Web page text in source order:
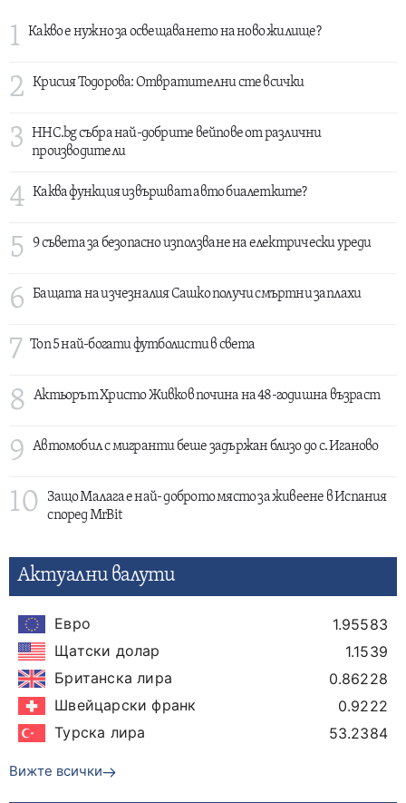
1 Какво е нужно за освещаването на ново жилище?
2 Крисия Тодорова: Отвратителни сте всички
3
HHC.bg събра най-добрите вейпове от различни
производители
4 Каква функция извършват авто биалетките?
5 9 съвета за безопасно използване на електрически уреди
6 Бащата на изчезналия Сашко получи смъртни заплахи
7 Топ 5 най-богати футболисти в света
8 Актьорът Христо Живков почина на 48-годишна възраст
9 Автомобил с мигранти беше задържан близо до с. Иганово
10
Защо Малага е най- доброто място за живеене в Испания
според MrBit
Актуални валути
Евро
1.95583
Щатски долар
1.1539
Британска лира
0.86228
Швейцарски франк
0.9222
Турска лира
53.2384
Вижте всички